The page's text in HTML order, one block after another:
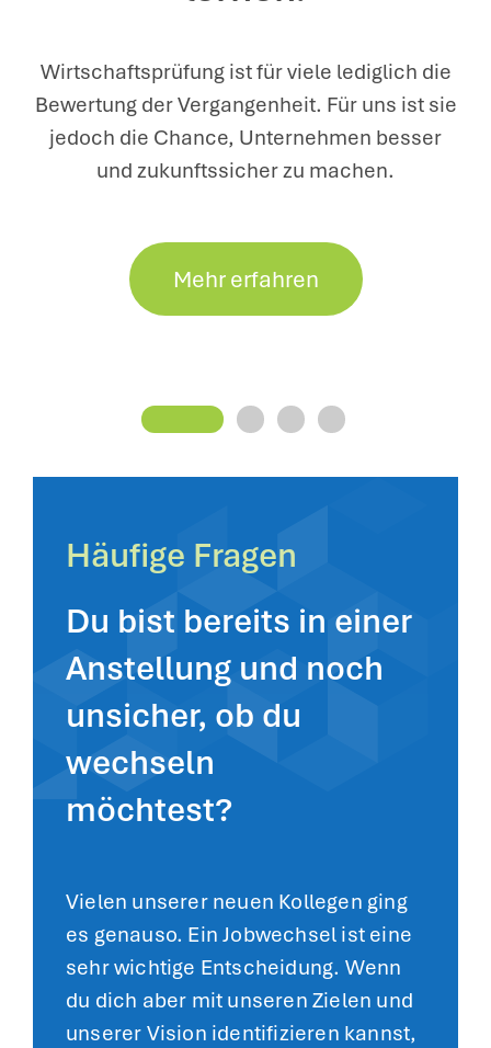
Wirtschaftsprüfung ist für viele lediglich die
Bewertung der Vergangenheit. Für uns ist sie
jedoch die Chance, Unternehmen besser
und zukunftssicher zu machen.
Mehr erfahren
Häufige Fragen
Du bist bereits in einer
Anstellung und noch
unsicher, ob du
wechseln
möchtest?
Vielen unserer neuen Kollegen ging
es genauso. Ein Jobwechsel ist eine
sehr wichtige Entscheidung. Wenn
du dich aber mit unseren Zielen und
unserer Vision identifizieren kannst,